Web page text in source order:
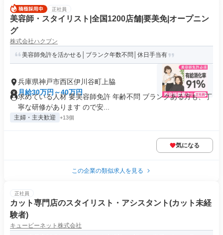
正社員
美容師・スタイリスト|全国1200店舗|要美免|オープニン
グ
株式会社ハクブン
美容師免許を活かせる│ブランク年数不問│休日手当有
兵庫県神戸市西区伊川谷町上脇
月給30万円～40万円
求めている人材 要美容師免許 年齢不問 ブランクある方も、丁
寧な研修があります ので安...
主婦・主夫歓迎 +13個
気になる
この企業の類似求人を見る
正社員
カット専門店のスタイリスト・アシスタント(カット未経
験者)
キュービーネット株式会社